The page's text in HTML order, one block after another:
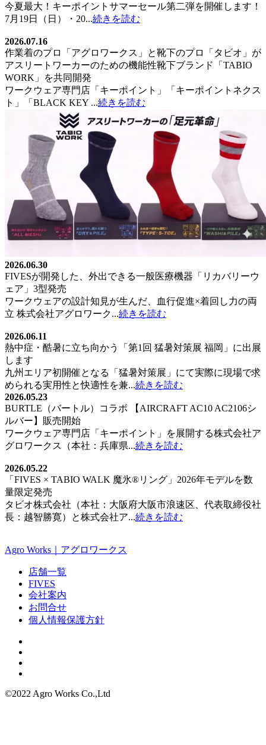
今夏最大！キーポイントサマーセール第二弾を開催します！
7月19日（日）・20...続きを読む
2026.07.16
作業着のプロ「アグロワークス」と靴下のプロ「タビオ」が
アスリートワーカーのための機能性靴下ブランド「TABIO
WORK」を共同開発
ワークウェア専門店「キーポイント」「キーポイントネクス
ト」「BLACK KEY ...続きを読む
2026.06.30
FIVESが開発した、外出できる一般医療機器「リカバリーウ
ェア」3型発売
ワークウェアの設計知見が生んだ、血行促進×着回し力の両
立 株式会社アグロワーク...続きを読む
2026.06.11
熱中症・酷暑に立ち向かう「第1回 猛暑対策展 福岡」に出展
します
九州エリア初開催となる「猛暑対策展」にて実際に現場で求
められる実用性と快適性を兼...続きを読む
2026.05.23
BURTLE（バートル）コラボ 【AIRCRAFT AC10 AC2106シ
ルバー】販売開始
ワークウェア専門店「キーポイント」を展開する株式会社ア
グロワークス（本社：兵庫県...続きを読む
2026.05.22
「FIVES × TABIO WALK 魔氷®️リング」2026年モデルを数
量限定発売
タビオ株式会社（本社：大阪府大阪市浪速区、代表取締役社
長：越智勝寛）と株式会社ア...続きを読む
Agro Works｜アグロワークス
店舗一覧
FIVES
会社案内
お問合せ
個人情報保護方針
©2022 Agro Works Co.,Ltd